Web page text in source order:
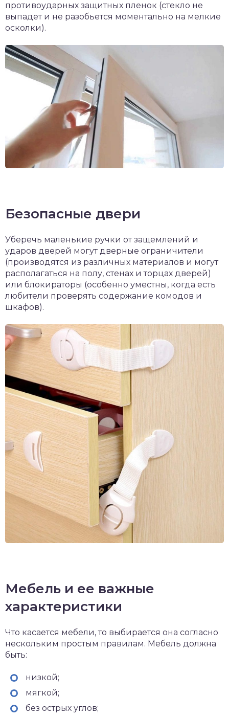
противоударных защитных пленок (стекло не
выпадет и не разобьется моментально на мелкие
осколки).
Безопасные двери
Уберечь маленькие ручки от защемлений и
ударов дверей могут дверные ограничители
(производятся из различных материалов и могут
располагаться на полу, стенах и торцах дверей)
или блокираторы (особенно уместны, когда есть
любители проверять содержание комодов и
шкафов).
Мебель и ее важные
характеристики
Что касается мебели, то выбирается она согласно
нескольким простым правилам. Мебель должна
быть:
низкой;
мягкой;
без острых углов;